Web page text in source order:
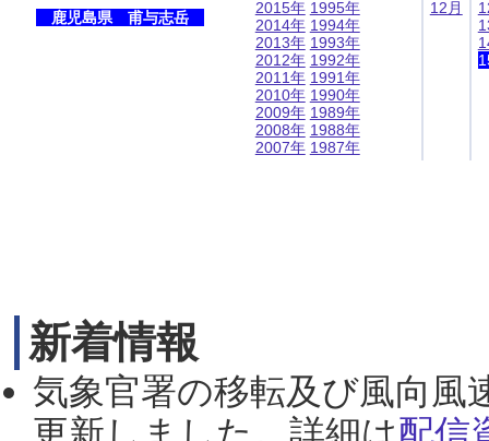
鹿児島県 甫与志岳
2015年
2014年
2013年
2012年
2011年
2010年
2009年
2008年
2007年
1995年
1994年
1993年
1992年
1991年
1990年
1989年
1988年
1987年
12月
新着情報
気象官署の移転及び風向風
更新しました。詳細は配信